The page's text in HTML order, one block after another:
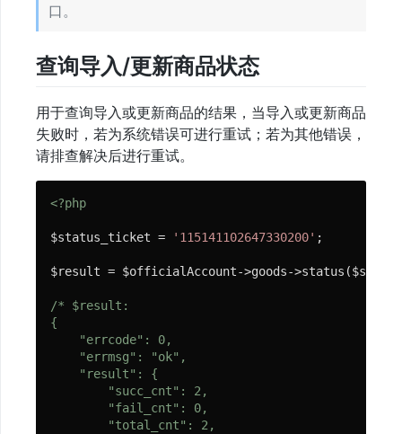
微
公
号
安
装
入
速
始
口。
查询导入/更新商品状态
用于查询导入或更新商品的结果，当导入或更新商品
失败时，若为系统错误可进行重试；若为其他错误，
请排查解决后进行重试。
<?php
$status_ticket = '115141102647330200' ;
$result = $officialAccount->goods-
/* $result:
{
    "errcode": 0,
    "errmsg": "ok",
    "result": {
        "succ_cnt": 2,
        "fail_cnt": 0,
        "total_cnt": 2,